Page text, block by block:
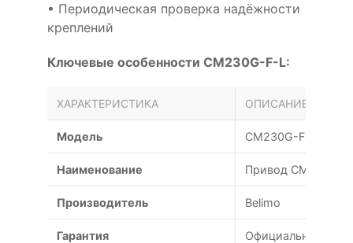
• Периодическая проверка надёжности
креплений
Ключевые особенности CM230G-F-L:
ХАРАКТЕРИСТИКА ОПИСАНИЕ
Модель CM230G-F-L
Наименование Привод CM230G-
Производитель Belimo
Гарантия Официальная